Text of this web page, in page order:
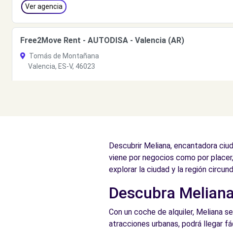
Ver agencia
Free2Move Rent - AUTODISA - Valencia (AR)
Tomás de Montañana
Valencia, ES-V, 46023
Descubrir Meliana, encantadora
viene por negocios como por
explorar la ciudad y la región
Descubra
Con un coche de alquiler, Meliana
atracciones urbanas, podrá llegar